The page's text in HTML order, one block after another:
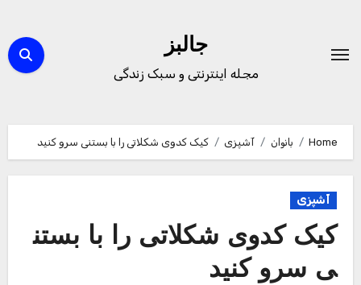
content
جالبز
مجله اینترنتی و سبک زندگی
Home بانوان آشپزی کیک کدوی شکلاتی را با بستنی سرو کنید
آشپزی
کیک کدوی شکلاتی را با بستن
ی سرو کنید